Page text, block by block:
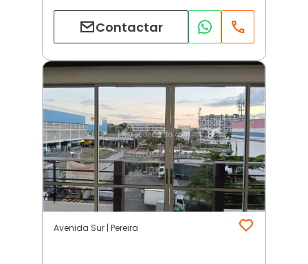
Contactar
Avenida Sur | Pereira